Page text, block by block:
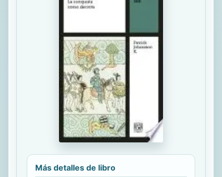
Más detalles de libro